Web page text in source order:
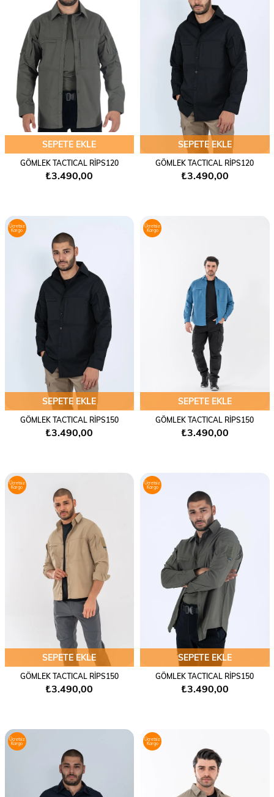
SEPETE EKLE
GÖMLEK TACTICAL RİPS120
₺3.490,00
SEPETE EKLE
GÖMLEK TACTICAL RİPS120
₺3.490,00
SEPETE EKLE
GÖMLEK TACTICAL RİPS150
₺3.490,00
Ücretsiz
Kargo
SEPETE EKLE
GÖMLEK TACTICAL RİPS150
₺3.490,00
Ücretsiz
Kargo
SEPETE EKLE
GÖMLEK TACTICAL RİPS150
₺3.490,00
Ücretsiz
Kargo
SEPETE EKLE
GÖMLEK TACTICAL RİPS150
₺3.490,00
Ücretsiz
Kargo
Ücretsiz
Kargo
Ücretsiz
Kargo